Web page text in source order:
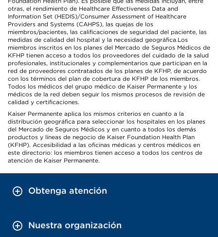
otras, el rendimiento de Healthcare Effectiveness Data and
Information Set (HEDIS)/Consumer Assessment of Healthcare
Providers and Systems (CAHPS), las quejas de los
miembros/pacientes, las calificaciones de seguridad del paciente, las
medidas de calidad del hospital y la necesidad geográfica.Los
miembros inscritos en los planes del Mercado de Seguros Médicos de
KFHP tienen acceso a todos los proveedores del cuidado de la salud
profesionales, institucionales y complementarios que participan en la
red de proveedores contratados de los planes de KFHP, de acuerdo
con los términos del plan de cobertura de KFHP de los miembros.
Todos los médicos del grupo médico de Kaiser Permanente y los
médicos de la red deben seguir los mismos procesos de revisión de
calidad y certificaciones.
Kaiser Permanente aplica los mismos criterios en cuanto a la
distribución geográfica para seleccionar los hospitales en los planes
del Mercado de Seguros Médicos y en cuanto a todos los demás
productos y líneas de negocio de Kaiser Foundation Health Plan
(KFHP). Accesibilidad a las oficinas médicas y centros médicos en
este directorio: los miembros tienen acceso a todos los centros de
atención de Kaiser Permanente.
Obtenga atención
Nuestra organización